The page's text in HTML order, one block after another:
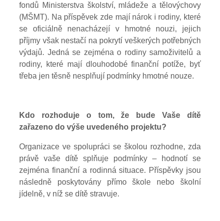
fondů Ministerstva školství, mládeže a tělovýchovy
(MŠMT). Na příspěvek zde mají nárok i rodiny, které
se oficiálně nenacházejí v hmotné nouzi, jejich
příjmy však nestačí na pokrytí veškerých potřebných
výdajů. Jedná se zejména o rodiny samoživitelů a
rodiny, které mají dlouhodobé finanční potíže, byť
třeba jen těsně nesplňují podmínky hmotné nouze.
Kdo rozhoduje o tom, že bude Vaše dítě
zařazeno do výše uvedeného projektu?
Organizace ve spolupráci se školou rozhodne, zda
právě vaše dítě splňuje podmínky – hodnotí se
zejména finanční a rodinná situace. Příspěvky jsou
následně poskytovány přímo škole nebo školní
jídelně, v níž se dítě stravuje.